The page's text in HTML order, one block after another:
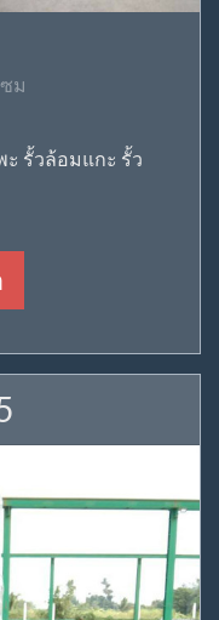
ม
รั้วล้อมแกะ รั้ว